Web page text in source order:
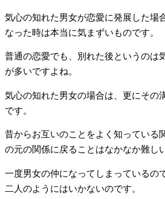
気心の知れた男女が恋愛に発展した場
なった時は本当に気まずいものです。
普通の恋愛でも、別れた後というのは
が多いですよね。
気心の知れた男女の場合は、更にその
です。
昔からお互いのことをよく知っている
の元の関係に戻ることはなかなか難し
一度男女の仲になってしまっているの
二人のようにはいかないのです。